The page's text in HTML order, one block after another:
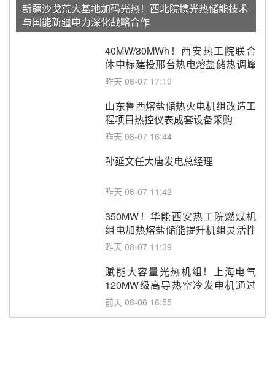
新疆沙戈荒大基地加码光热！西北院携光热储能技术
与国能新疆电力深化战略合作
40MW/80MWh！西安热工院联合
体中标建投邢台热电熔盐储热调峰
调频改造EPC项目
昨天 08-07 17:19
山东鲁西熔盐储热火电机组改造工
程项目热控仪表成套设备采购
昨天 08-07 16:44
孙延文任大唐发电总经理
昨天 08-07 11:42
350MW！华能西安热工院燃煤机
组电加热熔盐储能提升机组灵活性
改造项目初步设计第三方评审服务
昨天 08-07 11:39
赋能大容量光热机组！上海电气
120MW级高导热空冷发电机通过
型式试验
前天 08-06 16:55